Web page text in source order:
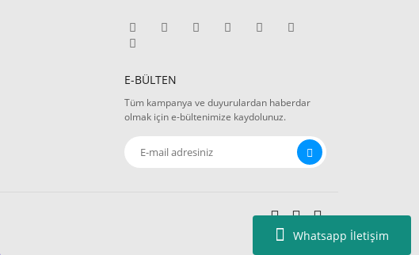
Whatsapp İletişim
E-BÜLTEN
Tüm kampanya ve duyurulardan haberdar
olmak için e-bültenimize kaydolunuz.